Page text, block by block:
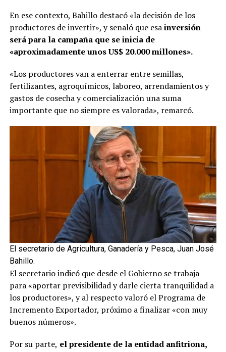
En ese contexto, Bahillo destacó «la decisión de los
productores de invertir», y señaló que esainversión
será para la campaña que se inicia de
«aproximadamente unos US$ 20.000 millones».
«Los productores van a enterrar entre semillas,
fertilizantes, agroquímicos, laboreo, arrendamientos y
gastos de cosecha y comercialización una suma
importante que no siempre es valorada», remarcó.
El secretario de Agricultura, Ganadería y Pesca, Juan José
Bahillo.
El secretario indicó que desde el Gobierno se trabaja
para «aportar previsibilidad y darle cierta tranquilidad a
los productores», y al respecto valoró el Programa de
Incremento Exportador, próximo a finalizar «con muy
buenos números».
Por su parte, el presidente de la entidad anfitriona,